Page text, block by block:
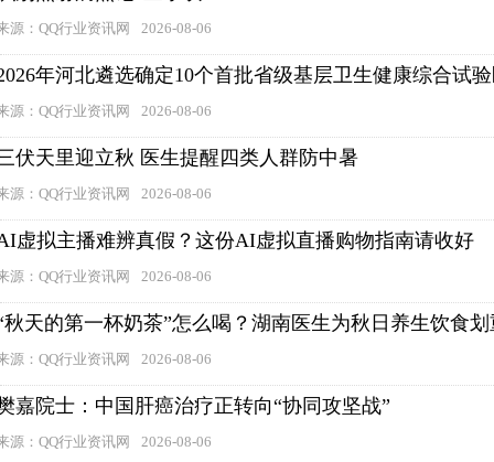
源：QQ行业资讯网 2026-08-06
年河北遴选确定10个首批省级基层卫生健康综合试
源：QQ行业资讯网 2026-08-06
伏天里迎立秋 医生提醒四类人群防中暑
源：QQ行业资讯网 2026-08-06
虚拟主播难辨真假？这份AI虚拟直播购物指南请收好
源：QQ行业资讯网 2026-08-06
秋天的第一杯奶茶”怎么喝？湖南医生为秋日养生饮食
源：QQ行业资讯网 2026-08-06
嘉院士：中国肝癌治疗正转向“协同攻坚战”
源：QQ行业资讯网 2026-08-06